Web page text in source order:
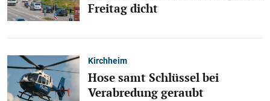
Freitag dicht
Kirchheim
Hose samt Schlüssel bei
Verabredung geraubt